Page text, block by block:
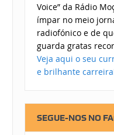
Voice” da Rádio
ímpar no meio
radiofónico e de
guarda gratas
Veja aqui o seu
e brilhante
SEGUE-NOS NO